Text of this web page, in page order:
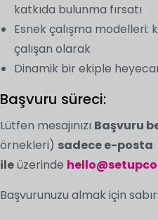
katkıda bulunma fırsatı
Esnek çalışma modelleri:
çalışan olarak
Dinamik bir ekiple
Başvuru süreci:
Lütfen mesajınızı Başvuru
örnekleri) sadece e-posta
ileüzerinde
Başvurunuzu almak için